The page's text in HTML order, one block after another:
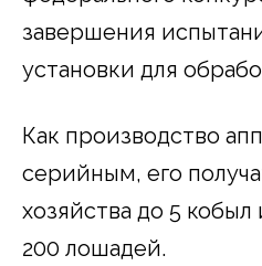
завершения
установки для
Как производство
серийным, его
хозяйства до 5
200 лошадей.